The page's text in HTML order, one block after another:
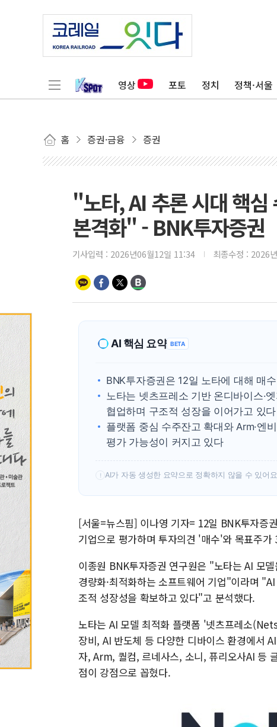
영상 포토 정치 정책·서울
홈 증권·금융 증권
"노타, AI 추론 시대 핵
본격화" - BNK투자증권
기사입력 : 2026년06월12일 11:34 최종수정 : 2026
AI 핵심 요약 BETA
BNK투자증권은 12일 노타에 대해 매
노타는 넷츠프레소 기반 온디바이스·
협업하며 구조적 성장을 이어가고 있다
플랫폼 중심 수주잔고 확대와 Arm·엔
평가 가능성이 커지고 있다
! AI가 자동 생성한 요약으로 정확하지 않을 수 있어
[서울=뉴스핌] 이나영 기자= 12일 BNK투자증
기업으로 평가하며 투자의견 '매수'와 목표주가
이종원 BNK투자증권 연구원은 "노타는 AI 모
경량화·최적화하는 소프트웨어 기업"이라며
조적 성장성을 확보하고 있다"고 분석했다.
노타는 AI 모델 최적화 플랫폼 '넷츠프레소
장비, AI 반도체 등 다양한 디바이스 환경에서
자, Arm, 퀄컴, 르네사스, 소니, 퓨리오사AI 등
점이 강점으로 꼽혔다.